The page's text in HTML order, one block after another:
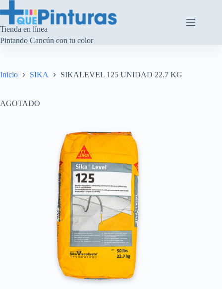
al
contenido
Tienda en línea
Pintando Cancún con tu color
Inicio SIKA SIKALEVEL 125 UNIDAD 22.7 KG
AGOTADO